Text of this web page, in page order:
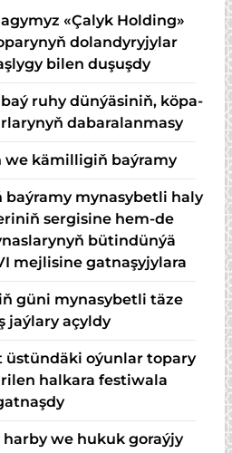
«Çalyk Holding»
dolandyryjylar
bilen duşuşdy
ru­hy dün­ýä­si­niň, kö­pa­
da­ba­ra­lan­ma­sy
we kämilligiň baýramy
baýramy mynasybetli haly
sergisine hem-de
bütindünýä
mejlisine gatnaşyjylara
güni mynasybetli täze
jaýlary açyldy
üstündäki oýunlar topary
halkara festiwala
we hukuk goraýjy